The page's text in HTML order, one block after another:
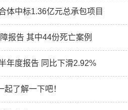
体中标1.36亿元总承包项目
报告 其中44份死亡案例
年度报告 同比下滑2.92%
了解一下吧！